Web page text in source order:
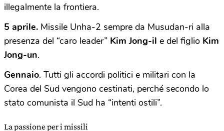
illegalmente la frontiera.
5 aprile. Missile Unha-2 sempre da Musudan-ri alla
presenza del “caro leader” Kim Jong-il e del figlio Kim
Jong-un.
Gennaio. Tutti gli accordi politici e militari con la
Corea del Sud vengono cestinati, perché secondo lo
stato comunista il Sud ha “intenti ostili”.
La passione per i missili